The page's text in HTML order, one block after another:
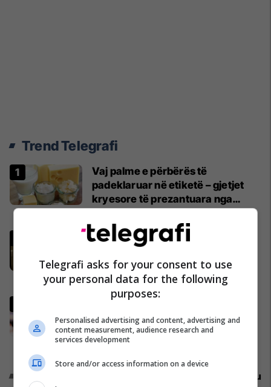
Trend Telegrafi
Vaj palme e përbërës të
padeklaruar në etiketë – gjetjet
kryesore të prezantuara nga
qumështit
Kurti pas takimit me Abdixhikun:
Nuk kemi marrëveshje politike me
LDK-në
Politikë
Rodri merr vendimin për klubin e
radhës, zgjedh mes Real Madridit
dhe Barcelonës
Ndërkombëtare
Promo Reklamo këtu
Telegrafi asks for your consent to use
your personal data for the following
purposes:
Personalised advertising and content, advertising and
content measurement, audience research and
services development
Store and/or access information on a device